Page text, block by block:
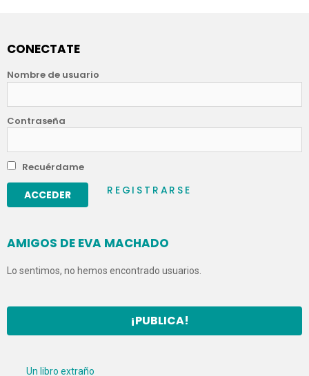
CONECTATE
Nombre de usuario
Contraseña
Recuérdame
REGISTRARSE
AMIGOS DE EVA MACHADO
Lo sentimos, no hemos encontrado usuarios.
¡PUBLICA!
Un libro extraño